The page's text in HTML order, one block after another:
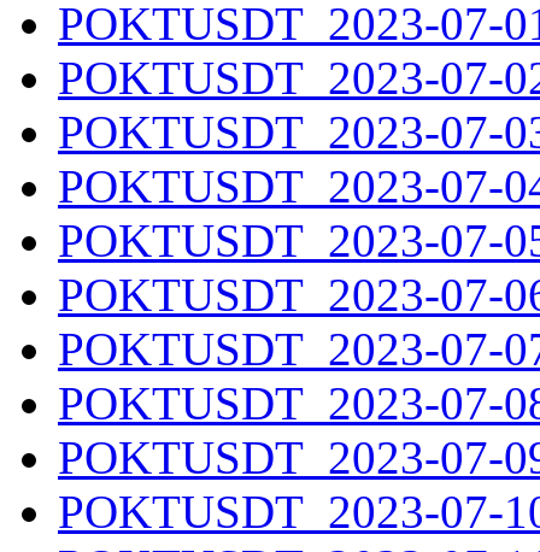
POKTUSDT_2023-07-
POKTUSDT_2023-07-
POKTUSDT_2023-07-
POKTUSDT_2023-07-
POKTUSDT_2023-07-
POKTUSDT_2023-07-
POKTUSDT_2023-07-
POKTUSDT_2023-07-
POKTUSDT_2023-07-
POKTUSDT_2023-07-